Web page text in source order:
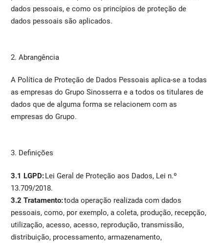
dados pessoais, e como os princípios de proteção de
dados pessoais são aplicados.
2. Abrangência
A Política de Proteção de Dados Pessoais aplica-se a todas
as empresas do Grupo Sinosserra e a todos os titulares de
dados que de alguma forma se relacionem com as
empresas do Grupo.
3. Definições
3.1 LGPD:Lei Geral de Proteção aos Dados, Lei n.º
13.709/2018.
3.2 Tratamento:toda operação realizada com dados
pessoais, como, por exemplo, a coleta, produção, recepção,
utilização, acesso, acesso, reprodução, transmissão,
distribuição, processamento, armazenamento,